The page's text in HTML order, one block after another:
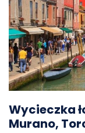
Wycieczka
Murano,